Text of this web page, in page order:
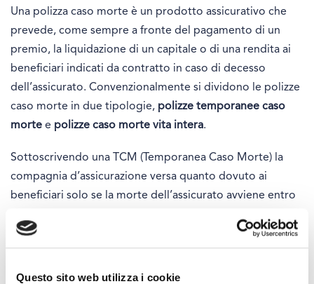
Questo sito web utilizza i cookie
Una polizza caso morte è un prodotto assicurativo che
prevede, come sempre a fronte del pagamento di un
premio, la liquidazione di un capitale o di una rendita ai
beneficiari indicati da contratto in caso di decesso
dell’assicurato. Convenzionalmente si dividono le polizze
caso morte in due tipologie, polizze temporanee caso
morte e polizze caso morte vita intera.
Sottoscrivendo una TCM (Temporanea Caso Morte) la
compagnia d’assicurazione versa quanto dovuto ai
beneficiari solo se la morte dell’assicurato avviene entro
scadenza e l’assicurato è ancora in vita la liquidazione non
tratta di una soluzione generalmente scelta per coprire